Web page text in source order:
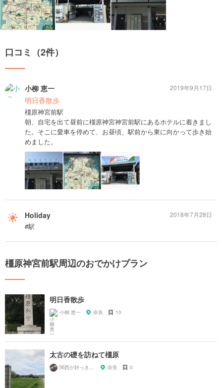
口コミ（2件）
小柳 恵一
明日香散歩
橿原神宮前駅
朝、自宅を出て昼前に橿原神宮神宮前駅にあるホテルに着きまし
た。そこに愛車を停めて、お昼頃、駅前から東に向かって歩き始
めました。
2019年9月17日
Holiday
#駅
2018年7月28日
橿原神宮前駅周辺のおでかけプラン
明日香散歩
小柳 恵一 奈良 10
太古の礎を訪ねて橿原
関西が好っきゃねん 奈良 0